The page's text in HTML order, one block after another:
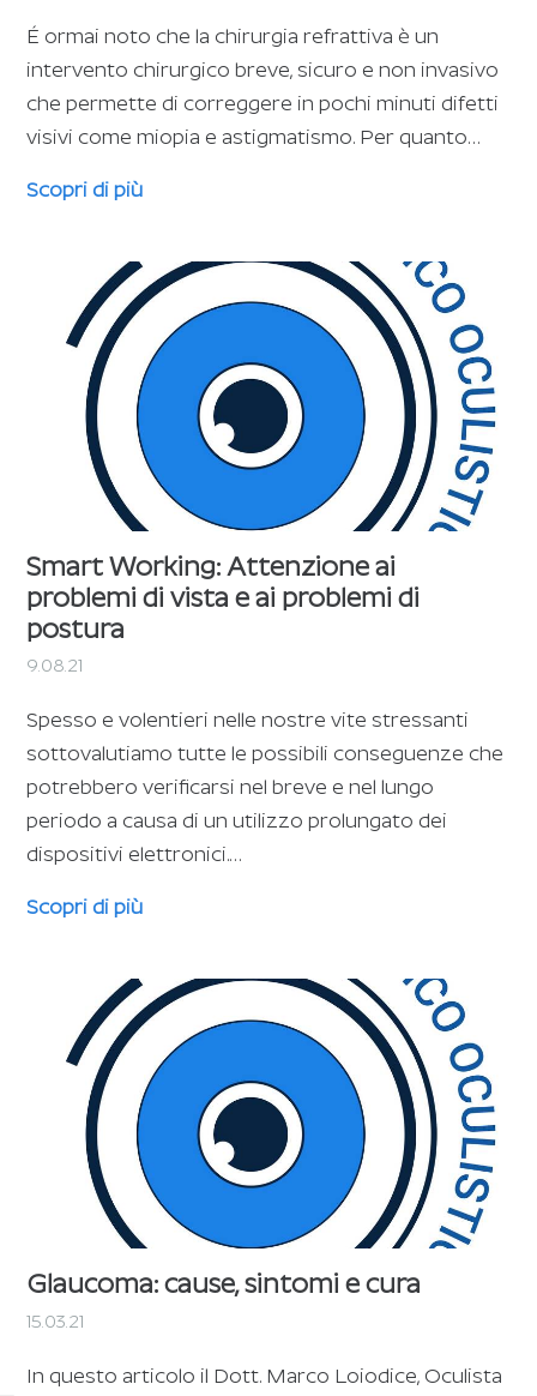
É ormai noto che la chirurgia refrattiva è un
intervento chirurgico breve, sicuro e non invasivo
che permette di correggere in pochi minuti difetti
visivi come miopia e astigmatismo. Per quanto…
Scopri di più
Smart Working: Attenzione ai
problemi di vista e ai problemi di
postura
9.08.21
Spesso e volentieri nelle nostre vite stressanti
sottovalutiamo tutte le possibili conseguenze che
potrebbero verificarsi nel breve e nel lungo
periodo a causa di un utilizzo prolungato dei
dispositivi elettronici.…
Scopri di più
Glaucoma: cause, sintomi e cura
15.03.21
In questo articolo il Dott. Marco Loiodice, Oculista